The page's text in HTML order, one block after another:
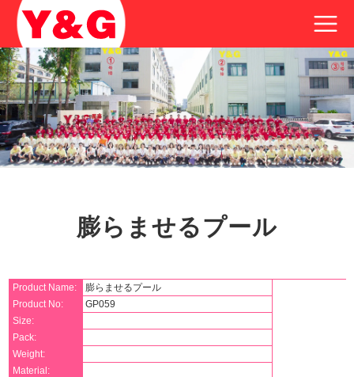
膨らませるプール
Product Name:
膨らませるプール
Product No:
GP059
Size:
Pack:
Weight:
Material: